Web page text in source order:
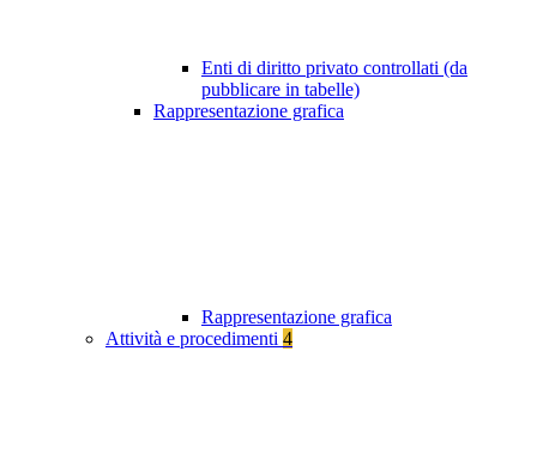
Enti di diritto privato controllati (da
pubblicare in tabelle)
Rappresentazione grafica
Rappresentazione grafica
Attività e procedimenti 4